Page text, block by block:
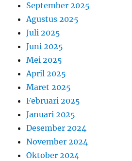
September 2025
Agustus 2025
Juli 2025
Juni 2025
Mei 2025
April 2025
Maret 2025
Februari 2025
Januari 2025
Desember 2024
November 2024
Oktober 2024